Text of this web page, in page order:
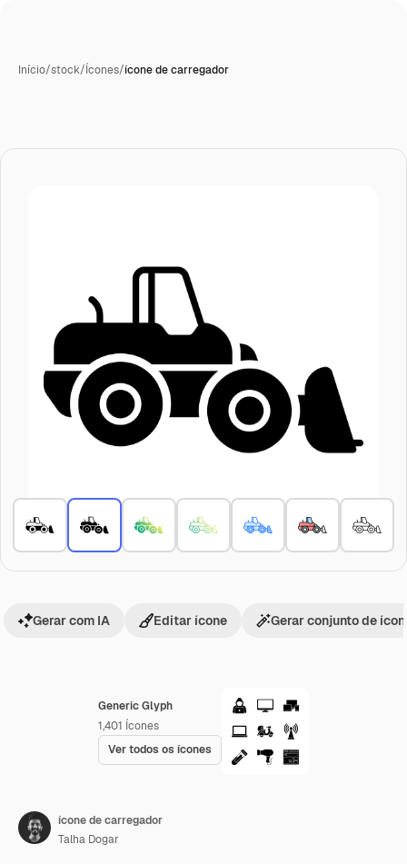
Início/stock/Ícones/ícone de carregador
Generic Glyph
1,401 Ícones
Ver todos os ícones
Gerar com IA Editar ícone Gerar conjunto de
ícone de carregador
Talha Dogar